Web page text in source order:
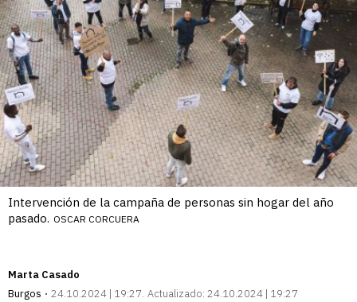
Intervención de la campaña de personas sin hogar del año
pasado. OSCAR CORCUERA
Marta Casado
Burgos
24.10.2024 | 19:27 Actualizado: 24.10.2024 | 19:27